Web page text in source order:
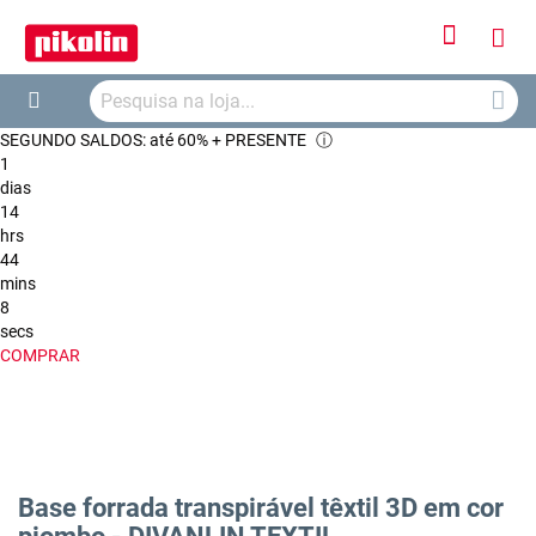
Iniciar
Meu
Search
SEGUNDO SALDOS: até 60% + PRESENTE ⓘ
1
dias
14
hrs
44
mins
8
secs
COMPRAR
Base forrada transpirável têxtil 3D em cor